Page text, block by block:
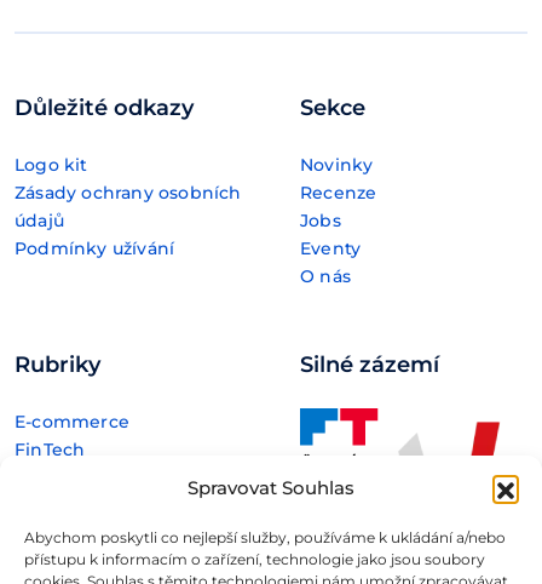
Spravovat Souhlas
Abychom poskytli co nejlepší služby, používáme k ukládání a/nebo
přístupu k informacím o zařízení, technologie jako jsou soubory
Důležité odkazy
Logo kit
Zásady ochrany osobních
údajů
Podmínky užívání
Sekce
Novinky
Recenze
Jobs
Eventy
O nás
Rubriky
E-commerce
FinTech
Technologie
Silné zázemí